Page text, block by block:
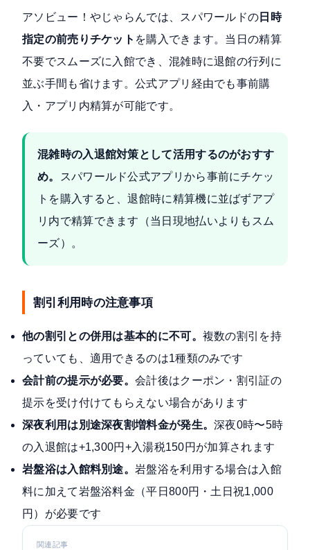
アソビュー！やじゃらんでは、スパワールドの 日時
指定の前売りチケット を購入できます。当日の精算
不要でスムーズに入館でき、混雑時に退館の行列に
並ぶ手間も省けます。公式アプリ経由でも事前購
入・アプリ内精算が可能です。
混雑時の入退館対策として活用するのがおすす
め。 スパワールド公式アプリから事前にチケッ
トを購入すると、退館時に精算機に並ばずアプ
リ内で精算できます（当日現地払いよりもスム
ーズ）。
割引利用時の注意事項
他の割引との併用は基本的に不可。 複数の割引を持
っていても、適用できるのは1種類のみです
会計前の提示が必要。会計後はクーポン・割引証の
提示を受け付けてもらえない場合があります
深夜利用は別途深夜割増料金が発生。深夜0時〜5時
の入退館は+1,300円+入湯税150円が加算されます
岩盤浴は入館料別途。岩盤浴を利用する場合は入館
料に加えて岩盤浴料金（平日800円・土日祝1,000
円）が必要です
関連記事